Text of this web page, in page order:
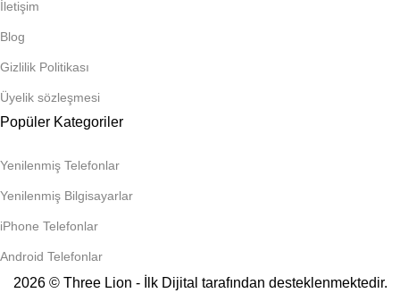
İletişim
Blog
Gizlilik Politikası
Üyelik sözleşmesi
Popüler Kategoriler
Yenilenmiş Telefonlar
Yenilenmiş Bilgisayarlar
iPhone Telefonlar
Android Telefonlar
2026 © Three Lion - İlk Dijital tarafından desteklenmektedir.